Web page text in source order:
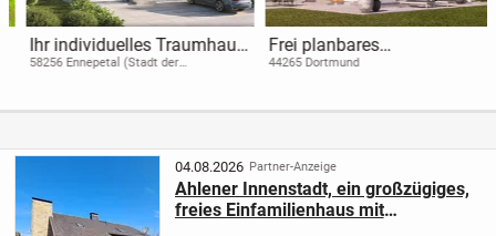
Ihr individuelles Traumhaus
gestalten - Flexibilität trifft
58256 Ennepetal (Stadt der
Frei planbares
Einfamilienhaus auf 470 m²
44265 Dortmund
04.08.2026 Partner-Anzeige
Ahlener Innenstadt, ein großzügiges,
freies Einfamilienhaus mit